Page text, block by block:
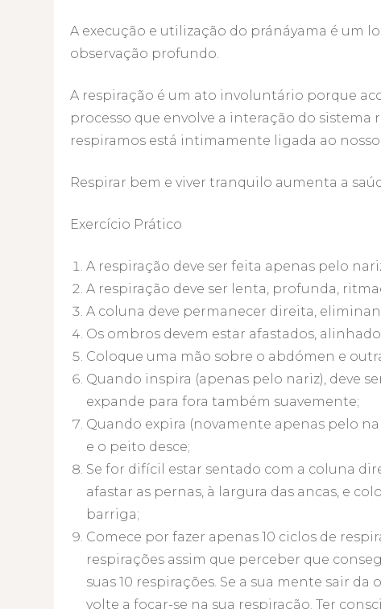
A execução e utilização do pránáyama é um
observação profundo.
A respiração é um ato involuntário porque
processo que envolve a interação do
respiramos está intimamente ligada ao
Respirar bem e viver tranquilo aumenta a
Exercício Prático
A respiração deve ser feita apenas pelo
A respiração deve ser lenta, profunda,
A coluna deve permanecer direita,
Os ombros devem estar afastados,
Coloque uma mão sobre o abdómen e
Quando inspira (apenas pelo nariz), deve
expande para fora também suavemente;
Quando expira (novamente apenas pelo
e o peito desce;
Se for difícil estar sentado com a coluna
afastar as pernas, à largura das ancas, e
barriga;
Comece por fazer apenas 10 ciclos de
respirações assim que perceber que
suas 10 respirações. Se a sua mente sair
volte a focar-se na sua respiração. Ter